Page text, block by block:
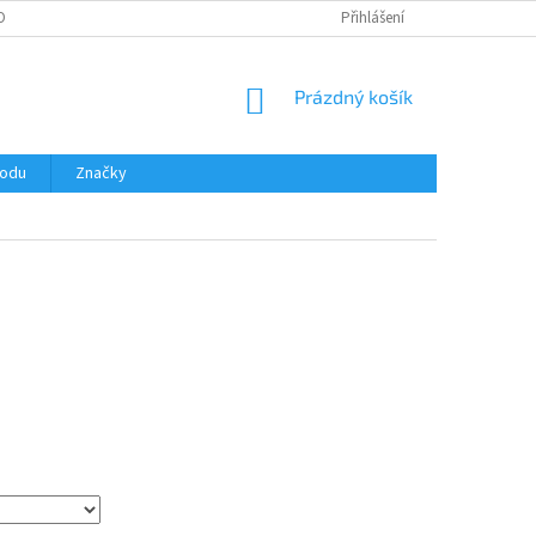
ÚDAJŮ Přihlášení
NÁKUPNÍ
Prázdný košík
Značky